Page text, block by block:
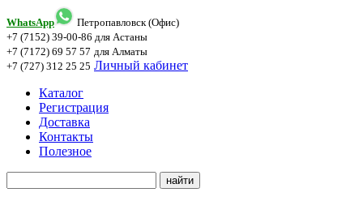
WhatsApp
Петропавловск (Офис)
+7 (7152) 39-00-86 для Астаны
+7 (7172) 69 57 57 для Алматы
+7 (727) 312 25 25 Личный кабинет
Каталог
Регистрация
Доставка
Контакты
Полезное